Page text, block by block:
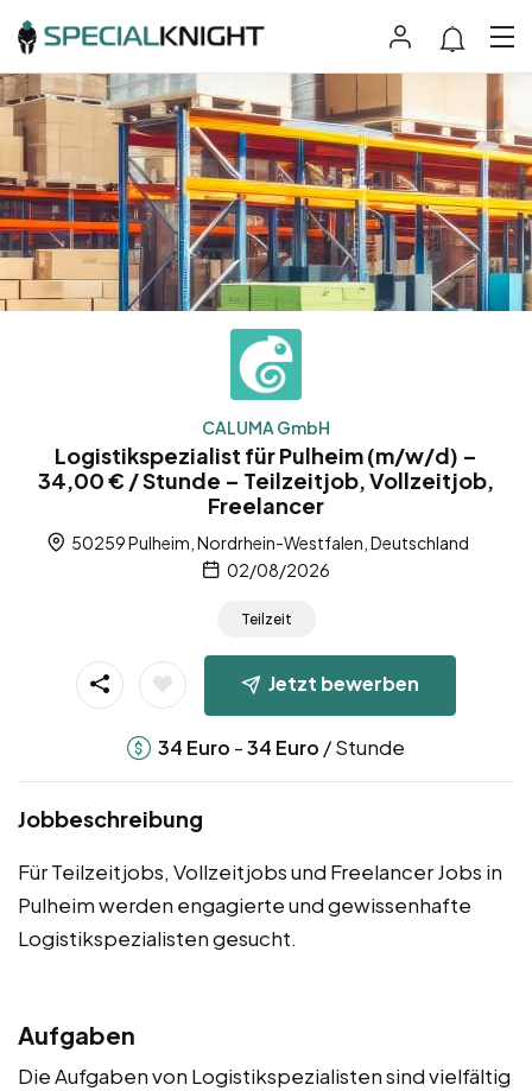
CALUMA GmbH
Logistikspezialist für Pulheim (m/w/d) –
34,00 € / Stunde – Teilzeitjob, Vollzeitjob,
Freelancer
50259 Pulheim, Nordrhein-Westfalen, Deutschland
02/08/2026
Teilzeit
Jetzt bewerben
34 Euro -34 Euro / Stunde
Jobbeschreibung
Für Teilzeitjobs, Vollzeitjobs und Freelancer Jobs in
Pulheim werden engagierte und gewissenhafte
Logistikspezialisten gesucht.
Aufgaben
Die Aufgaben von Logistikspezialisten sind vielfältig